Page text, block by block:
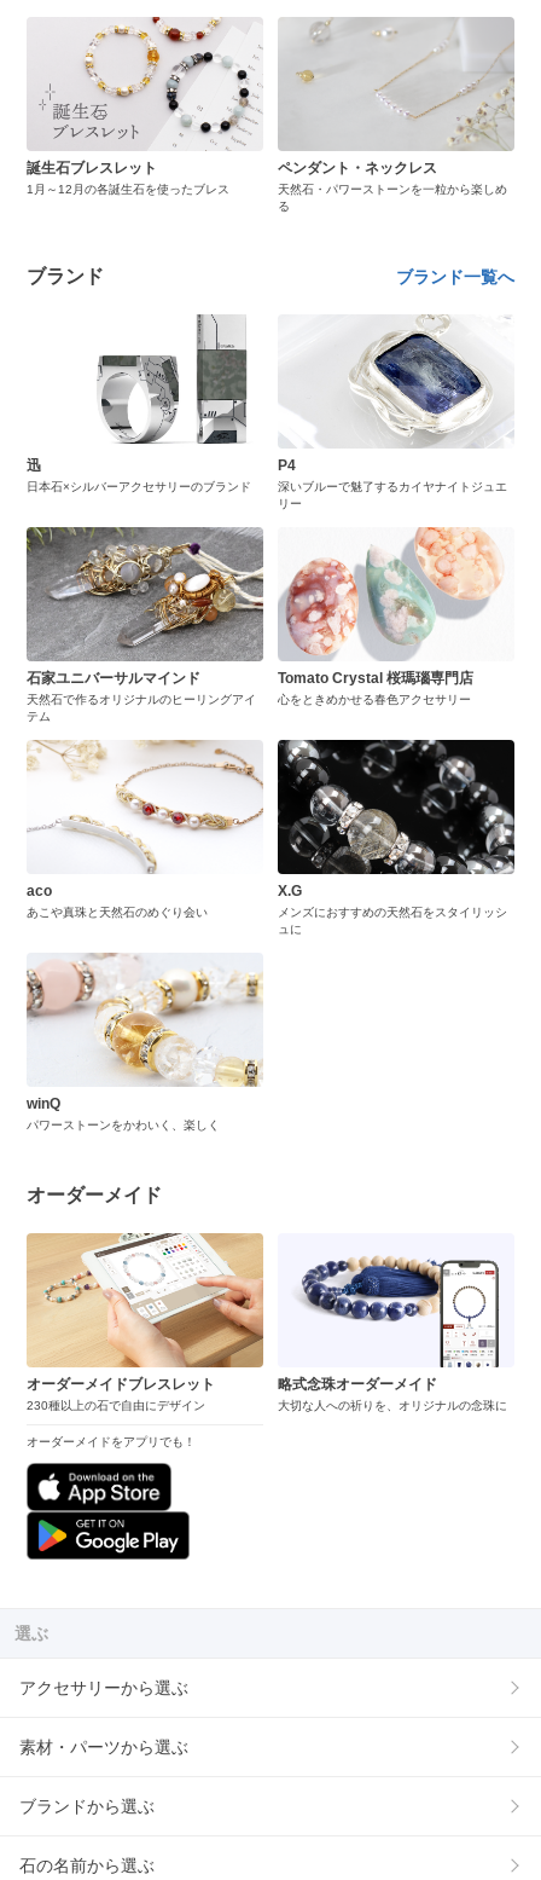
誕生石ブレスレット
1月～12月の各誕生石を使ったブレス
ペンダント・ネックレス
天然石・パワーストーンを一粒から楽しめ
る
ブランド ブランド一覧へ
迅
日本石×シルバーアクセサリーのブランド
P4
深いブルーで魅了するカイヤナイトジュエ
リー
石家ユニバーサルマインド
天然石で作るオリジナルのヒーリングアイ
テム
Tomato Crystal 桜瑪瑙専門店
心をときめかせる春色アクセサリー
aco
あこや真珠と天然石のめぐり会い
X.G
メンズにおすすめの天然石をスタイリッシ
ュに
winQ
パワーストーンをかわいく、楽しく
オーダーメイド
オーダーメイドブレスレット
230種以上の石で自由にデザイン
オーダーメイドをアプリでも！
略式念珠オーダーメイド
大切な人への祈りを、オリジナルの念珠に
選ぶ
アクセサリーから選ぶ
素材・パーツから選ぶ
ブランドから選ぶ
石の名前から選ぶ